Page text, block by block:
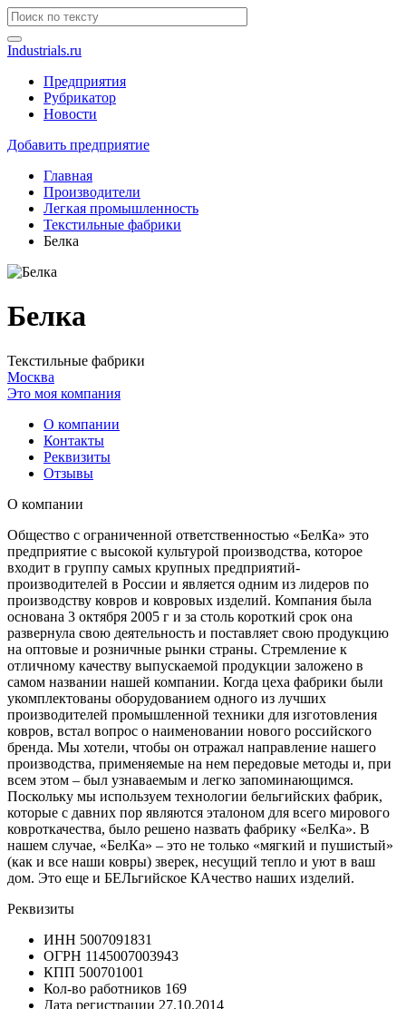
Industrials.ru
Предприятия
Рубрикатор
Новости
Добавить предприятие
Главная
Производители
Легкая промышленность
Текстильные фабрики
Белка
Белка
Текстильные фабрики
Москва
Это моя компания
О компании
Контакты
Реквизиты
Отзывы
О компании
Общество с ограниченной ответственностью «БелКа» это
предприятие с высокой культурой производства, которое
входит в группу самых крупных предприятий-
производителей в России и является одним из лидеров по
производству ковров и ковровых изделий. Компания была
основана 3 октября 2005 г и за столь короткий срок она
развернула свою деятельность и поставляет свою продукцию
на оптовые и розничные рынки страны. Стремление к
отличному качеству выпускаемой продукции заложено в
самом названии нашей компании. Когда цеха фабрики были
укомплектованы оборудованием одного из лучших
производителей промышленной техники для изготовления
ковров, встал вопрос о наименовании нового российского
бренда. Мы хотели, чтобы он отражал направление нашего
производства, применяемые на нем передовые методы и, при
всем этом – был узнаваемым и легко запоминающимся.
Поскольку мы используем технологии бельгийских фабрик,
которые с давних пор являются эталоном для всего мирового
ковроткачества, было решено назвать фабрику «БелКа». В
нашем случае, «БелКа» – это не только «мягкий и пушистый»
(как и все наши ковры) зверек, несущий тепло и уют в ваш
дом. Это еще и БЕЛьгийское КАчество наших изделий.
Реквизиты
ИНН 5007091831
ОГРН 1145007003943
КПП 500701001
Кол-во работников 169
Дата регистрации 27.10.2014